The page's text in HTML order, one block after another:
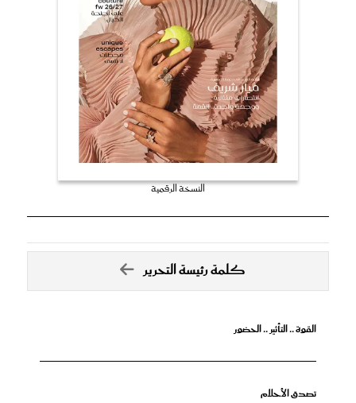
النسخة الرقمية
كلمة رئيسة التحرير
القوة .. التأثير .. الحضور
تصدق الأحلام